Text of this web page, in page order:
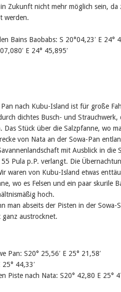
Zukunft nicht mehr möglich sein,
werden.
Bains Baobabs: S 20°04,23′ E 24°
E 24° 45,895′
nach Kubu-Island ist für große
dichtes Busch- und Strauchwerk,
Stück über die Salzpfanne, wo
von Nata an der Sowa-Pan
mit Ausblick in die
Pula p.P. verlangt. Die
waren von Kubu-Island etwas
wo es Felsen und ein paar skurile
hoch.
man abseits der Pisten in der Sowa-
ganz austrocknet.
Pan: S20° 25,56′ E 25° 21,58′
44,33′
Piste nach Nata: S20° 42,80 E 25°